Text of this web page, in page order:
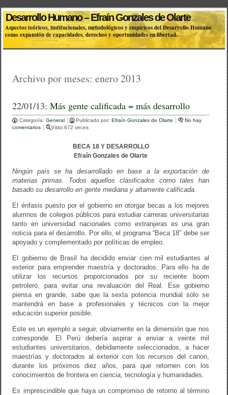
Desarrollo Humano – Efraín Gonzales de Olarte
Aspectos teóricos, institucionales, metodológicos y empíricos del Desarrollo Humano
como expansión de capacidades, derechos y oportunidades en libertad.
Archivo por meses:enero 2013
22/01/13:Más gente calificada = más desarrollo
Categoría:General Publicado por:Efraín Gonzales de Olarte
No hay
comentarios
Visto:672 veces
BECA 18 Y DESARROLLO
Efraín Gonzales de Olarte
Ningún país se ha desarrollado en base a la exportación de
materias primas. Todos aquellos clasificados como tales han
basado su desarrollo en gente mediana y altamente calificada.
El énfasis puesto por el gobierno en otorgar becas a los mejores
alumnos de colegios públicos para estudiar carreras universitarias
tanto en universidad nacionales como extranjeras es una gran
noticia para el desarrollo. Por ello, el programa “Beca 18” debe ser
apoyado y complementado por políticas de empleo.
El gobierno de Brasil ha decidido enviar cien mil estudiantes al
exterior para emprender maestría y doctorados. Para ello ha de
utilizar los recursos proporcionados por su reciente boom
petrolero, para evitar una revaluación del Real. Ese gobierno
piensa en grande, sabe que la sexta potencia mundial sólo se
mantendrá en base a profesionales y técnicos con la mejor
educación superior posible.
Este es un ejemplo a seguir, obviamente en la dimensión que nos
corresponde. El Perú debería aspirar a enviar a veinte mil
estudiantes universitarios, debidamente seleccionados, a hacer
maestrías y doctorados al exterior con los recursos del canon,
durante los próximos diez años, para que retornen con los
conocimientos de frontera en ciencia, tecnología y humanidades.
Es imprescindible que haya un compromiso de retorno al término